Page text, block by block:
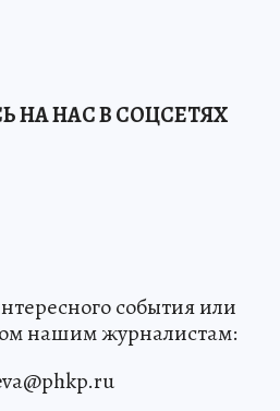
НА НАС В СОЦСЕТЯХ
события или
нашим журналистам: